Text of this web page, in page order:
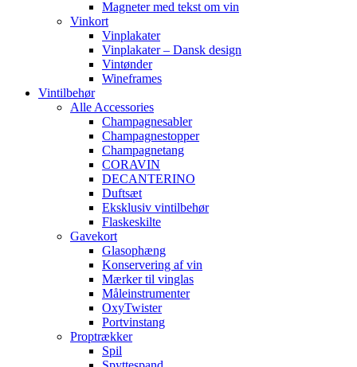
Magneter med tekst om vin
Vinkort
Vinplakater
Vinplakater – Dansk design
Vintønder
Wineframes
Vintilbehør
Alle Accessories
Champagnesabler
Champagnestopper
Champagnetang
CORAVIN
DECANTERINO
Duftsæt
Eksklusiv vintilbehør
Flaskeskilte
Gavekort
Glasophæng
Konservering af vin
Mærker til vinglas
Måleinstrumenter
OxyTwister
Portvinstang
Proptrækker
Spil